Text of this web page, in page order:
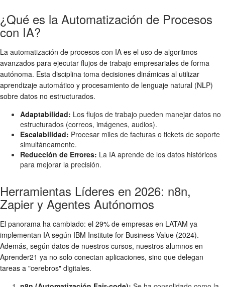
¿Qué es la Automatización de Procesos
con IA?
La automatización de procesos con IA es el uso de algoritmos
avanzados para ejecutar flujos de trabajo empresariales de forma
autónoma. Esta disciplina toma decisiones dinámicas al utilizar
aprendizaje automático y procesamiento de lenguaje natural (NLP)
sobre datos no estructurados.
Adaptabilidad: Los flujos de trabajo pueden manejar datos no
estructurados (correos, imágenes, audios).
Escalabilidad: Procesar miles de facturas o tickets de soporte
simultáneamente.
Reducción de Errores: La IA aprende de los datos históricos
para mejorar la precisión.
Herramientas Líderes en 2026: n8n,
Zapier y Agentes Autónomos
El panorama ha cambiado: el 29% de empresas en LATAM ya
implementan IA según IBM Institute for Business Value (2024).
Además, según datos de nuestros cursos, nuestros alumnos en
Aprender21 ya no solo conectan aplicaciones, sino que delegan
tareas a "cerebros" digitales.